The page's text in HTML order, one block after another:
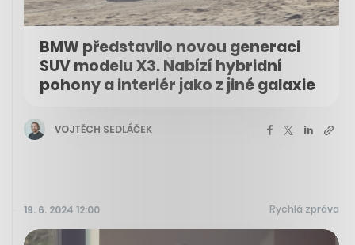
BMW představilo novou generaci
SUV modelu X3. Nabízí hybridní
pohony a interiér jako z jiné galaxie
VOJTĚCH SEDLÁČEK
19. 6. 2024 12:00 Rychlá zpráva